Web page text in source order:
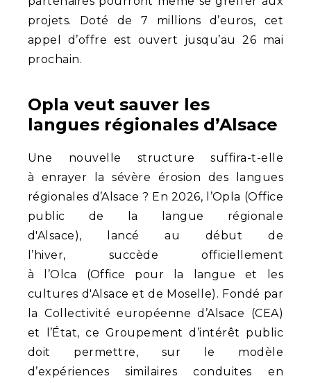
projets. Doté de 7 millions d’euros, cet
appel d’offre est ouvert jusqu’au 26 mai
prochain.
Opla veut sauver les
langues régionales d’Alsace
Une nouvelle structure suffira-t-elle
à enrayer la sévère érosion des langues
régionales d’Alsace ? En 2026, l’Opla (Office
public de la langue régionale
d'Alsace), lancé au début de
l’hiver, succède officiellement
à l’Olca (Office pour la langue et les
cultures d'Alsace et de Moselle). Fondé par
la Collectivité européenne d’Alsace (CEA)
et l’État, ce Groupement d’intérêt public
doit permettre, sur le modèle
d’expériences similaires conduites en